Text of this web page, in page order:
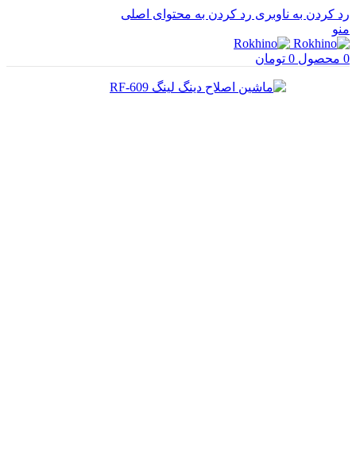
رد کردن به ناوبری رد کردن به محتوای اصلی
منو
0 محصول 0 تومان